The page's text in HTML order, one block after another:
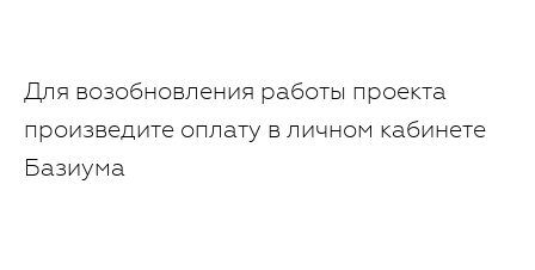
Для возобновления работы проекта
произведите оплату в личном кабинете
Базиума